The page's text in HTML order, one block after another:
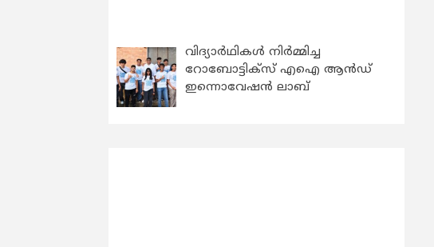
വിദ്യാര്‍ഥികള്‍ നിര്‍മ്മിച്ച
റോബോട്ടിക്സ് എഐ ആന്‍ഡ്
ഇന്നൊവേഷന്‍ ലാബ്